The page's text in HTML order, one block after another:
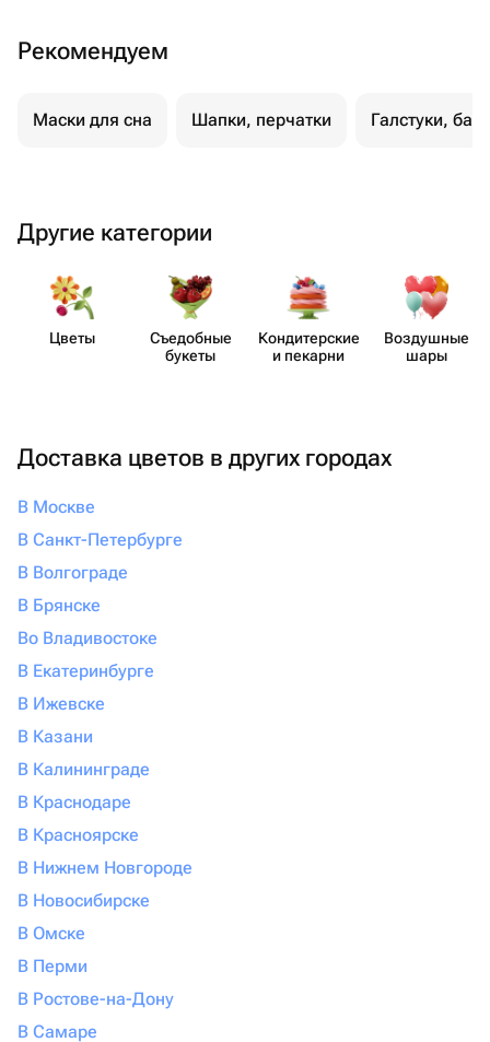
Рекомендуем
Маски для сна Шапки, перчатки Галстуки,
Другие категории
Цветы
Съедобные
букеты
Кондит​ерские
и пекарни
Воздушные
шары
Доставка цветов в других городах
В Москве
В Санкт-Петербурге
В Волгограде
В Брянске
Во Владивостоке
В Екатеринбурге
В Ижевске
В Казани
В Калининграде
В Краснодаре
В Красноярске
В Нижнем Новгороде
В Новосибирске
В Омске
В Перми
В Ростове-на-Дону
В Самаре